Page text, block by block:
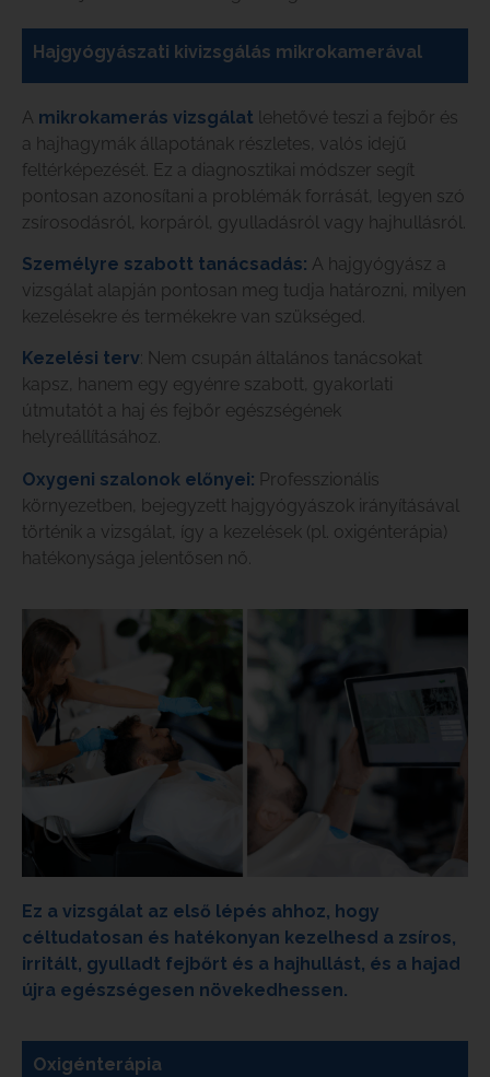
Hajgyógyászati kivizsgálás mikrokamerával
A mikrokamerás vizsgálat lehetővé teszi a fejbőr és
a hajhagymák állapotának részletes, valós idejű
feltérképezését. Ez a diagnosztikai módszer segít
pontosan azonosítani a problémák forrását, legyen szó
zsírosodásról, korpáról, gyulladásról vagy hajhullásról.
Személyre szabott tanácsadás: A hajgyógyász a
vizsgálat alapján pontosan meg tudja határozni, milyen
kezelésekre és termékekre van szükséged.
Kezelési terv: Nem csupán általános tanácsokat
kapsz, hanem egy egyénre szabott, gyakorlati
útmutatót a haj és fejbőr egészségének
helyreállításához.
Oxygeni szalonok előnyei: Professzionális
környezetben, bejegyzett hajgyógyászok irányításával
történik a vizsgálat, így a kezelések (pl. oxigénterápia)
hatékonysága jelentősen nő.
Ez a vizsgálat az első lépés ahhoz, hogy
céltudatosan és hatékonyan kezelhesd a zsíros,
irritált, gyulladt fejbőrt és a hajhullást, és a hajad
újra egészségesen növekedhessen.
Oxigénterápia